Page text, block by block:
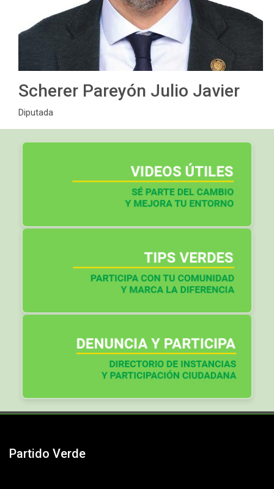
Scherer Pareyón Julio Javier
Diputada
Partido Verde